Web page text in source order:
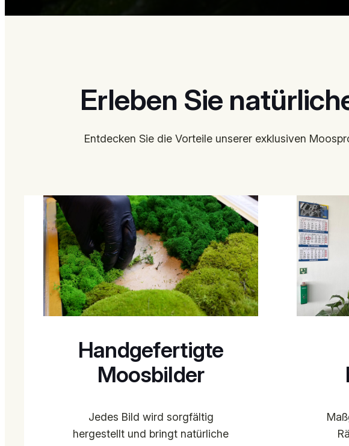
Erleben Sie
Entdecken Sie die Vorteile unserer exklusiven
Handgefertigte
Moosbilder
Jedes Bild wird sorgfältig
hergestellt und bringt natürliche